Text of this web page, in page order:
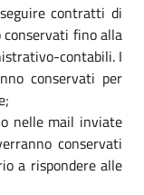
contratti di
fino alla
contabili. I
conservati per
nelle mail inviate
conservati
a rispondere alle